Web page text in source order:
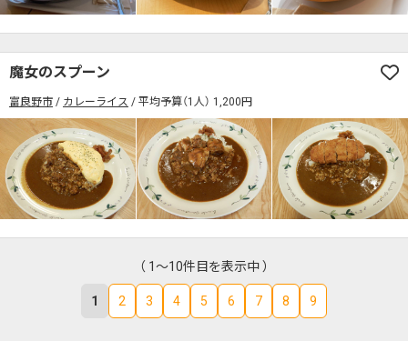
魔女のスプーン
富良野市 カレーライス 平均予算（1人） 1,200円
（ 1～10件目を表示中 ）
1 2 3 4 5 6 7 8 9